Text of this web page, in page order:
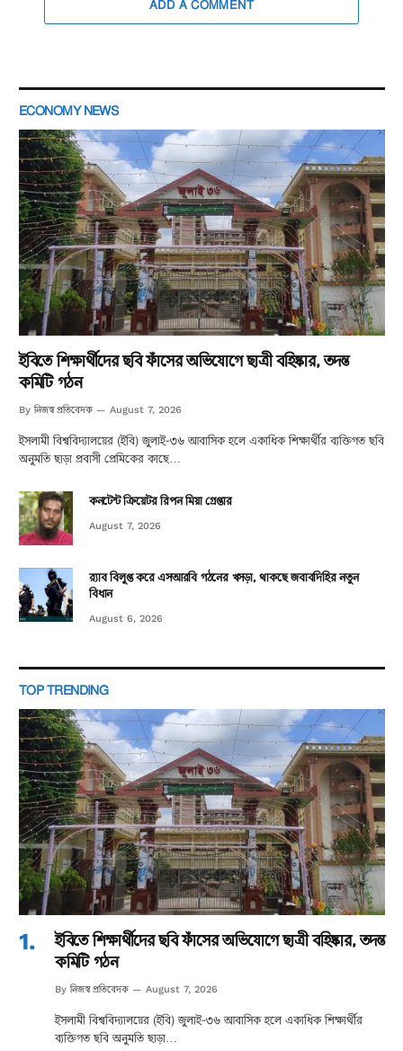
ADD A COMMENT
ECONOMY NEWS
ইবিতে শিক্ষার্থীদের ছবি ফাঁসের অভিযোগে ছাত্রী বহিষ্কার, তদন্ত
কমিটি গঠন
By নিজস্ব প্রতিবেদক August 7, 2026
ইসলামী বিশ্ববিদ্যালয়ের (ইবি) জুলাই-৩৬ আবাসিক হলে একাধিক শিক্ষার্থীর ব্যক্তিগত ছবি
অনুমতি ছাড়া প্রবাসী প্রেমিকের কাছে…
কনটেন্ট ক্রিয়েটর রিপন মিয়া গ্রেপ্তার
August 7, 2026
র‌্যাব বিলুপ্ত করে এসআরবি গঠনের খসড়া, থাকছে জবাবদিহির নতুন
বিধান
August 6, 2026
TOP TRENDING
ইবিতে শিক্ষার্থীদের ছবি ফাঁসের অভিযোগে ছাত্রী বহিষ্কার, তদন্ত
কমিটি গঠন
By নিজস্ব প্রতিবেদক August 7, 2026
ইসলামী বিশ্ববিদ্যালয়ের (ইবি) জুলাই-৩৬ আবাসিক হলে একাধিক শিক্ষার্থীর
ব্যক্তিগত ছবি অনুমতি ছাড়া…